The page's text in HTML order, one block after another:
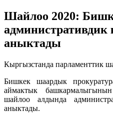
Шайлоо 2020:
аныктады
Кыргызстанда парламенттик
Бишкек шаардык
аймактык
шайлоо алдында
аныктады.